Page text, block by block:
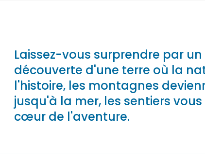
Laissez-vous surprendre par
découverte d'une terre où la
l'histoire, les montagnes
jusqu'à la mer, les sentiers
cœur de l'aventure.